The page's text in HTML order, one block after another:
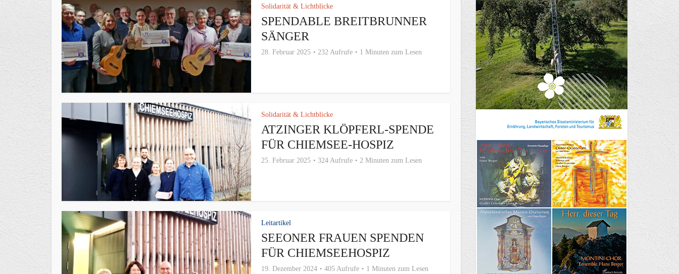
Solidarität & Lichtblicke
SPENDABLE BREITBRUNNER
SÄNGER
28. Februar 2025 232 Aufrufe 1 Minuten zum Lesen
Solidarität & Lichtblicke
ATZINGER KLÖPFERL-SPENDE
FÜR CHIEMSEE-HOSPIZ
25. Februar 2025 324 Aufrufe 2 Minuten zum Lesen
Leitartikel
SEEONER FRAUEN SPENDEN
FÜR CHIEMSEEHOSPIZ
19. Dezember 2024 405 Aufrufe 1 Minuten zum Lesen